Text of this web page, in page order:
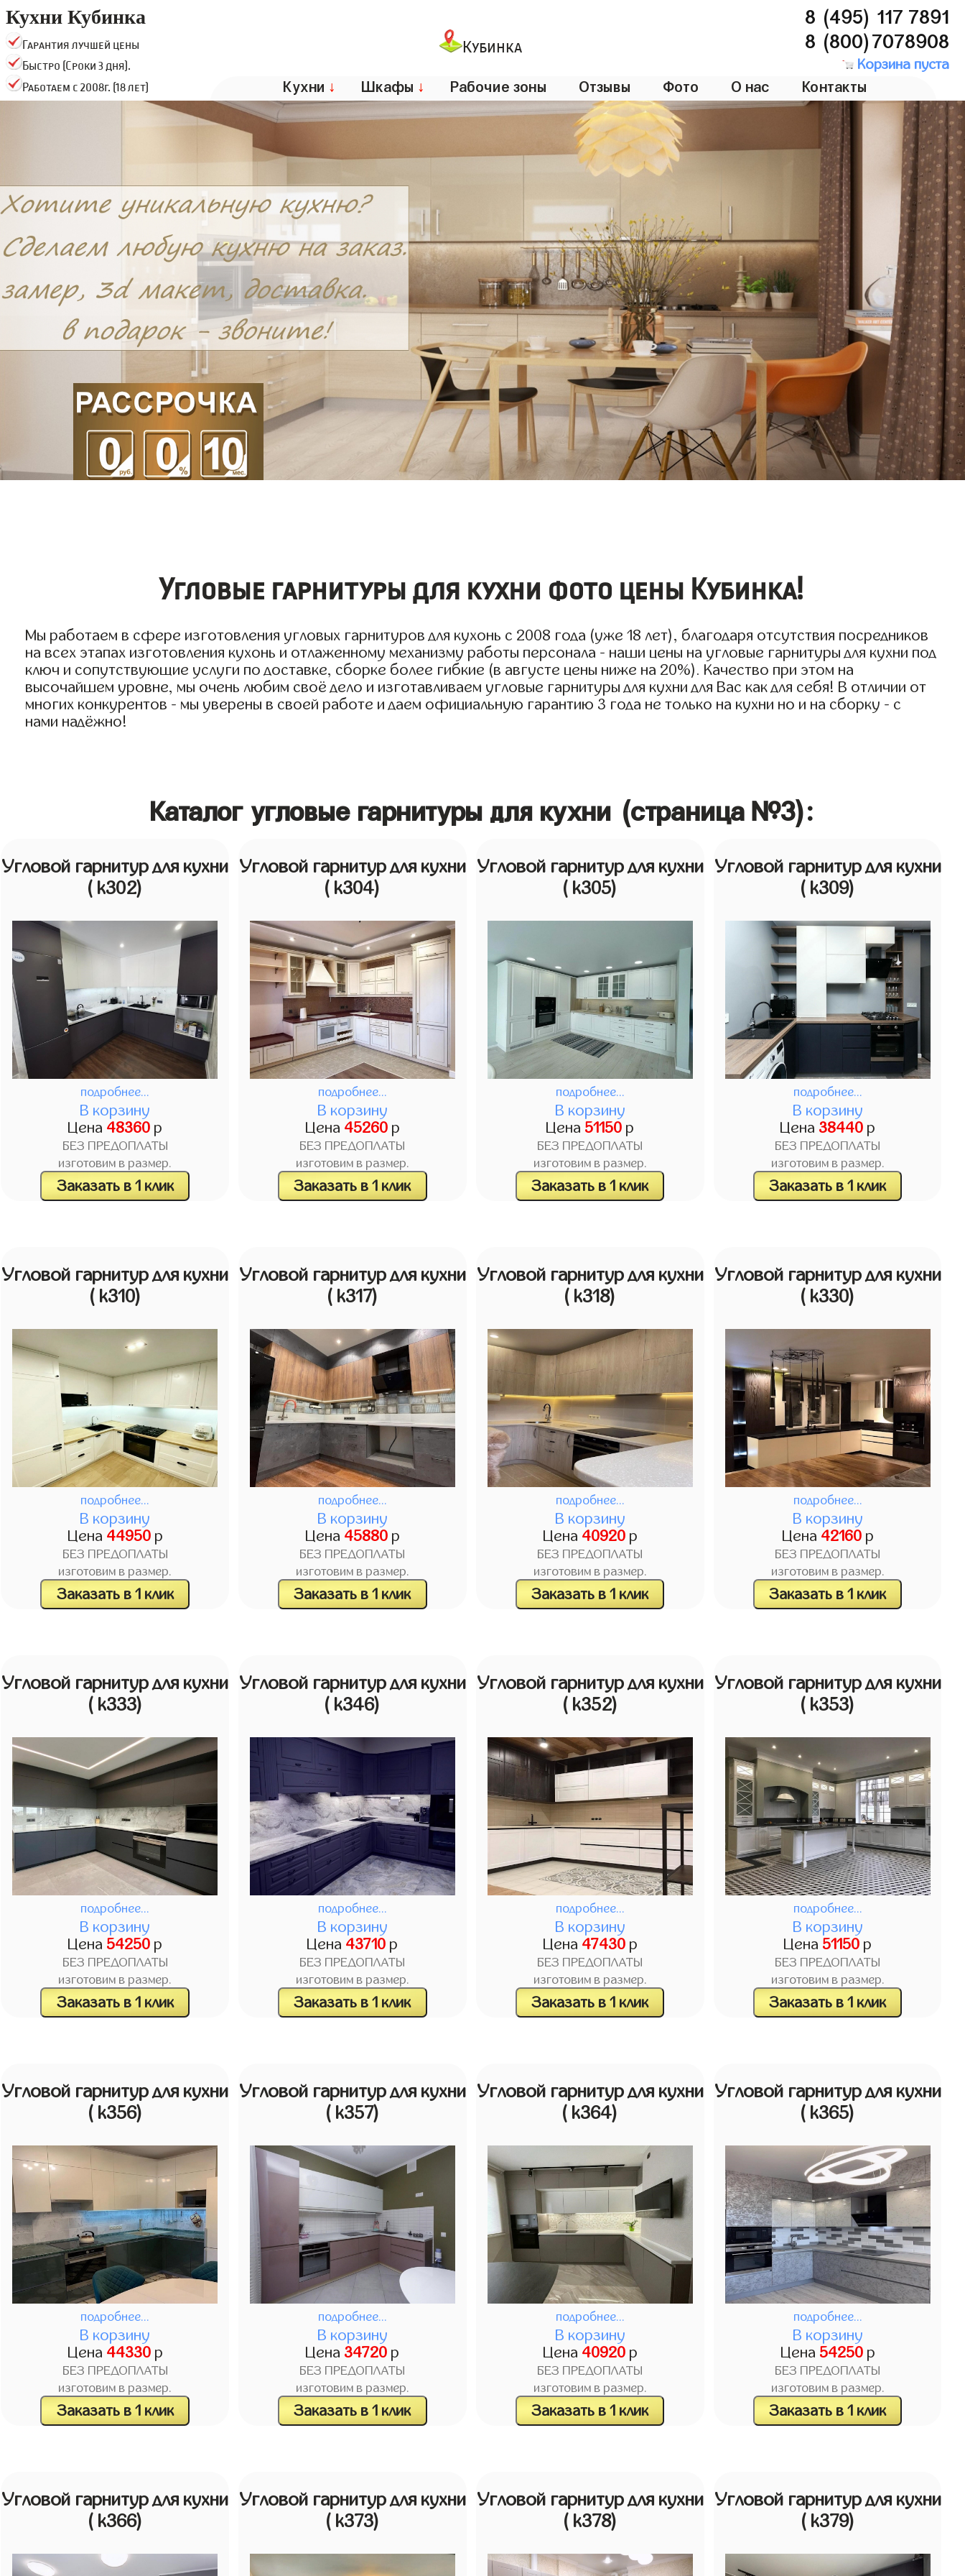
Кухни Кубинка
Гарантия лучшей цены
Быстро (Сроки 3 дня).
Работаем с 2008г. (18 лет)
Кубинка
8 (495) 117 7891
8 (800)7078908
Корзина пуста
Кухни ↓ Шкафы ↓ Рабочие зоны Отзывы Фото О нас Контакты
Угловые гарнитуры для кухни фото цены Кубинка!
Мы работаем в сфере изготовления угловых гарнитуров для кухонь с 2008 года (уже 18 лет), благодаря отсутствия посредников
на всех этапах изготовления кухонь и отлаженному механизму работы персонала - наши цены на угловые гарнитуры для кухни под
ключ и сопутствующие услуги по доставке, сборке более гибкие (в августе цены ниже на 20%). Качество при этом на
высочайшем уровне, мы очень любим своё дело и изготавливаем угловые гарнитуры для кухни для Вас как для себя! В отличии от
многих конкурентов - мы уверены в своей работе и даем официальную гарантию 3 года не только на кухни но и на сборку - с
нами надёжно!
Каталог угловые гарнитуры для кухни (страница №3):
Угловой гарнитур для кухни
( k302)
подробнее...
В корзину
Цена 48360 р
БЕЗ ПРЕДОПЛАТЫ
изготовим в размер.
Заказать в 1 клик
Угловой гарнитур для кухни
( k304)
подробнее...
В корзину
Цена 45260р
БЕЗ ПРЕДОПЛАТЫ
изготовим в размер.
Заказать в 1 клик
Угловой гарнитур для кухни
( k305)
подробнее...
В корзину
Цена 51150 р
БЕЗ ПРЕДОПЛАТЫ
изготовим в размер.
Заказать в 1 клик
Угловой гарнитур для кухни
( k309)
подробнее...
В корзину
Цена 38440 р
БЕЗ ПРЕДОПЛАТЫ
изготовим в размер.
Заказать в 1 клик
Угловой гарнитур для кухни
( k310)
подробнее...
В корзину
Цена 44950р
БЕЗ ПРЕДОПЛАТЫ
изготовим в размер.
Заказать в 1 клик
Угловой гарнитур для кухни
( k317)
подробнее...
В корзину
Цена 45880р
БЕЗ ПРЕДОПЛАТЫ
изготовим в размер.
Заказать в 1 клик
Угловой гарнитур для кухни
( k318)
подробнее...
В корзину
Цена 40920р
БЕЗ ПРЕДОПЛАТЫ
изготовим в размер.
Заказать в 1 клик
Угловой гарнитур для кухни
( k330)
подробнее...
В корзину
Цена 42160р
БЕЗ ПРЕДОПЛАТЫ
изготовим в размер.
Заказать в 1 клик
Угловой гарнитур для кухни
( k333)
подробнее...
В корзину
Цена 54250 р
БЕЗ ПРЕДОПЛАТЫ
изготовим в размер.
Заказать в 1 клик
Угловой гарнитур для кухни
( k346)
подробнее...
В корзину
Цена 43710 р
БЕЗ ПРЕДОПЛАТЫ
изготовим в размер.
Заказать в 1 клик
Угловой гарнитур для кухни
( k352)
подробнее...
В корзину
Цена 47430р
БЕЗ ПРЕДОПЛАТЫ
изготовим в размер.
Заказать в 1 клик
Угловой гарнитур для кухни
( k353)
подробнее...
В корзину
Цена 51150 р
БЕЗ ПРЕДОПЛАТЫ
изготовим в размер.
Заказать в 1 клик
Угловой гарнитур для кухни
( k356)
подробнее...
В корзину
Цена 44330р
БЕЗ ПРЕДОПЛАТЫ
изготовим в размер.
Заказать в 1 клик
Угловой гарнитур для кухни
( k357)
подробнее...
В корзину
Цена 34720 р
БЕЗ ПРЕДОПЛАТЫ
изготовим в размер.
Заказать в 1 клик
Угловой гарнитур для кухни
( k364)
подробнее...
В корзину
Цена 40920р
БЕЗ ПРЕДОПЛАТЫ
изготовим в размер.
Заказать в 1 клик
Угловой гарнитур для кухни
( k365)
подробнее...
В корзину
Цена 54250р
БЕЗ ПРЕДОПЛАТЫ
изготовим в размер.
Заказать в 1 клик
Угловой гарнитур для кухни
( k366)
Угловой гарнитур для кухни
( k373)
Угловой гарнитур для кухни
( k378)
Угловой гарнитур для кухни
( k379)